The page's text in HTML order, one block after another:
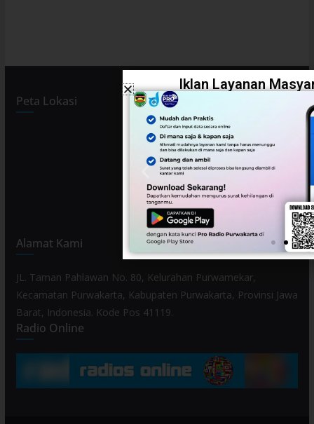
Peta Lokasi
Alamat Kami
JL. Taman Pahlawan No. 80, Kelurahan Purwamekar,
Kecamatan Purwakarta, Kabupaten Purwakarta, Provinsi Jawa
Barat, Indonesia. Kode Pos 41119.
Radio Online
Iklan Layanan